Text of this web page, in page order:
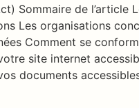
Sommaire de l’article
Les organisations
Comment se
site internet
documents